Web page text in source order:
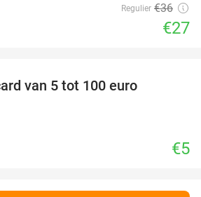
Regulier €36
€27
van 5 tot 100 euro
€5